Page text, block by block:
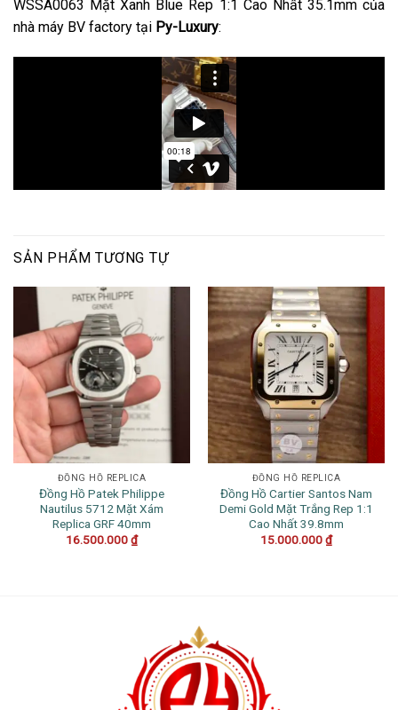
WSSA0063 Mặt Xanh Blue Rep 1:1 Cao Nhất 35.1mm của
nhà máy BV factory tại Py-Luxury:
SẢN PHẨM TƯƠNG TỰ
ĐỒNG HỒ REPLICA
Đồng Hồ Patek Philippe
Nautilus 5712 Mặt Xám
Replica GRF 40mm
16.500.000₫
ĐỒNG HỒ REPLICA
Đồng Hồ Cartier Santos Nam
Demi Gold Mặt Trắng Rep 1:1
Cao Nhất 39.8mm
15.000.000₫